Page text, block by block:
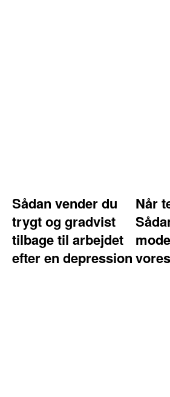
Sådan vender du
trygt og gradvist
tilbage til arbejdet
efter en depression
Når